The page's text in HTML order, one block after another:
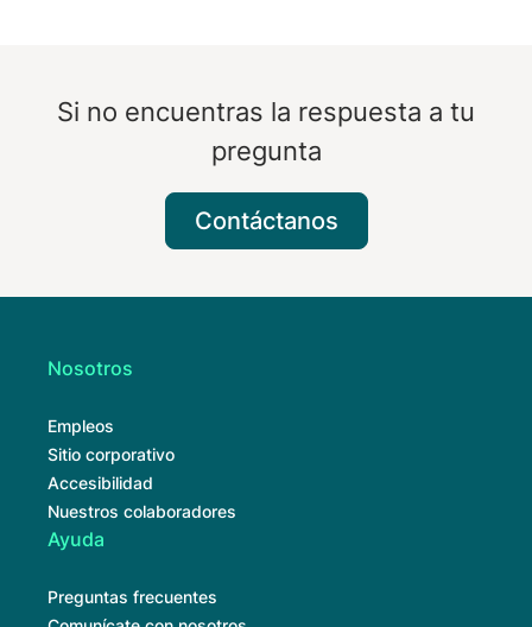
Si no encuentras la respuesta a tu
pregunta
Contáctanos
Nosotros
Empleos
Sitio corporativo
Accesibilidad
Nuestros colaboradores
Ayuda
Preguntas frecuentes